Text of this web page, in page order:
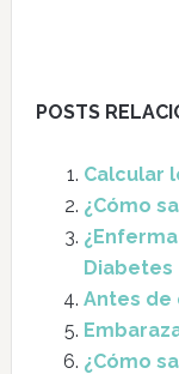
POSTS
Calcular
¿Cómo
Diabetes
Antes de
¿Cómo